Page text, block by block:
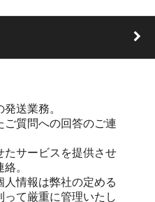
送業務。
ご質問への回答のご連
たサービスを提供させ
。
情報は弊社の定める
て厳重に管理いたし